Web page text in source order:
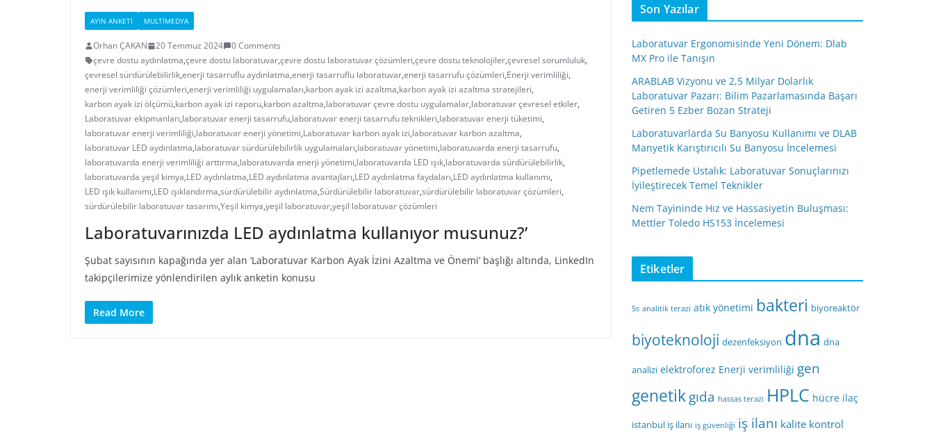
AYIN ANKETI MULTIMEDYA
Orhan ÇAKAN 20 Temmuz 2024
0 Comments
çevre dostu aydınlatma,çevre dostu laboratuvar,çevre dostu laboratuvar çözümleri,çevre dostu teknolojiler,çevresel sorumluluk,
çevresel sürdürülebilirlik,enerji tasarruflu aydınlatma,enerji tasarruflu laboratuvar,enerji tasarrufu çözümleri,Enerji verimliliği,
enerji verimliliği çözümleri,enerji verimliliği uygulamaları,karbon ayak izi azaltma,karbon ayak izi azaltma stratejileri,
karbon ayak izi ölçümü,karbon ayak izi raporu,karbon azaltma,laboratuvar çevre dostu uygulamalar,laboratuvar çevresel etkiler,
Laboratuvar ekipmanları,laboratuvar enerji tasarrufu,laboratuvar enerji tasarrufu teknikleri,laboratuvar enerji tüketimi,
laboratuvar enerji verimliliği,laboratuvar enerji yönetimi,Laboratuvar karbon ayak izi,laboratuvar karbon azaltma,
laboratuvar LED aydınlatma,laboratuvar sürdürülebilirlik uygulamaları,laboratuvar yönetimi,laboratuvarda enerji tasarrufu,
laboratuvarda enerji verimliliği arttırma,laboratuvarda enerji yönetimi,laboratuvarda LED ışık,laboratuvarda sürdürülebilirlik,
laboratuvarda yeşil kimya,LED aydınlatma,LED aydınlatma avantajları,LED aydınlatma faydaları,LED aydınlatma kullanımı,
LED ışık kullanımı,LED ışıklandırma,sürdürülebilir aydınlatma,Sürdürülebilir laboratuvar,sürdürülebilir laboratuvar çözümleri,
sürdürülebilir laboratuvar tasarımı,Yeşil kimya,yeşil laboratuvar,yeşil laboratuvar çözümleri
Laboratuvarınızda LED aydınlatma kullanıyor musunuz?’
Şubat sayısının kapağında yer alan ‘Laboratuvar Karbon Ayak İzini Azaltma ve Önemi’ başlığı altında, LinkedIn
takipçilerimize yönlendirilen aylık anketin konusu
Read More
Son Yazılar
Laboratuvar Ergonomisinde Yeni Dönem: Dlab
MX Pro ile Tanışın
ARABLAB Vizyonu ve 2,5 Milyar Dolarlık
Laboratuvar Pazarı: Bilim Pazarlamasında Başarı
Getiren 5 Ezber Bozan Strateji
Laboratuvarlarda Su Banyosu Kullanımı ve DLAB
Manyetik Karıştırıcılı Su Banyosu İncelemesi
Pipetlemede Ustalık: Laboratuvar Sonuçlarınızı
İyileştirecek Temel Teknikler
Nem Tayininde Hız ve Hassasiyetin Buluşması:
Mettler Toledo HS153 İncelemesi
Etiketler
5s analitik terazi atık yönetimi bakteri biyoreaktör
biyoteknoloji dezenfeksiyon dna dna
analizi elektroforez Enerji verimliliği gen
genetikgıda hassas terazi HPLC hücre ilaç
istanbul iş ilanı iş güvenliği iş ilanı kalite kontrol